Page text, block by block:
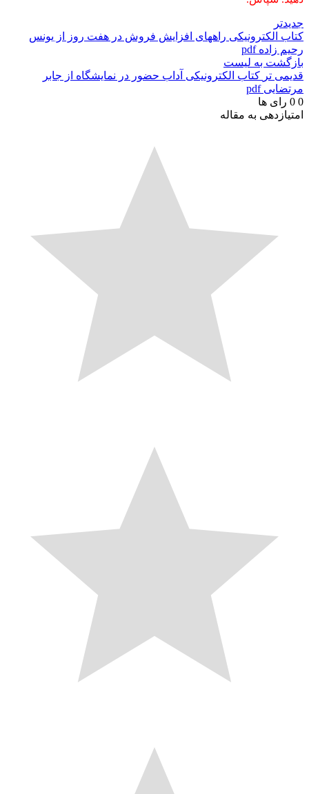
جدیدتر
کتاب الکترونیکی راههای افزایش فروش در هفت روز از یونس
رحیم زاده pdf
بازگشت به لیست
قدیمی تر کتاب الکترونیکی آداب حضور در نمایشگاه از جابر
مرتضایی pdf
0
0 رای ها
امتیازدهی به مقاله